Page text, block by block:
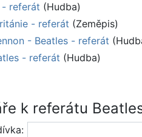
- referát (Hudba)
- referát (Zeměpis)
- Beatles - referát
- referát (Hudba)
k referátu